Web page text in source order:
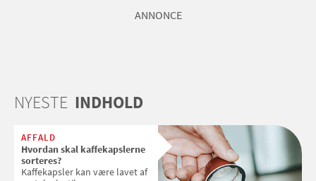
ANNONCE
NYESTE INDHOLD
AFFALD
Hvordan skal kaffekapslerne
sorteres?
Kaffekapsler kan være lavet af